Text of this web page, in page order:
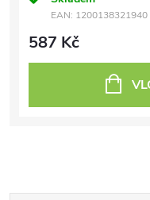
EAN: 1200138321940
587 Kč